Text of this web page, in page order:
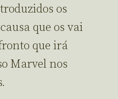
os
que os vai
que irá
Marvel nos